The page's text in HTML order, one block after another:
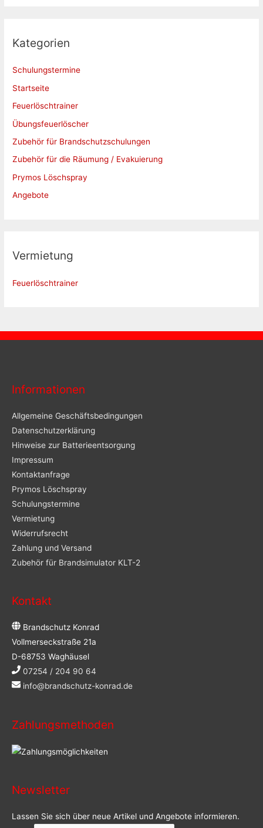
e
n
a
c
h
Kategorien
Schulungstermine
Startseite
Feuerlöschtrainer
Übungsfeuerlöscher
Zubehör für Brandschutzschulungen
Zubehör für die Räumung / Evakuierung
Prymos Löschspray
Angebote
Vermietung
Feuerlöschtrainer
Informationen
Allgemeine Geschäftsbedingungen
Datenschutzerklärung
Hinweise zur Batterieentsorgung
Impressum
Kontaktanfrage
Prymos Löschspray
Schulungstermine
Vermietung
Widerrufsrecht
Zahlung und Versand
Zubehör für Brandsimulator KLT-2
Kontakt
Brandschutz Konrad
Vollmerseckstraße 21a
D-68753 Waghäusel
07254 / 204 90 64
info@brandschutz-konrad.de
Zahlungsmethoden
Newsletter
Lassen Sie sich über neue Artikel und Angebote informieren.